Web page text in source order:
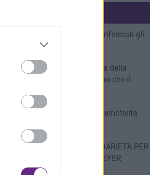
Estate a Lido di Camaiore, confermati gli
eventi grauiti
Isola Santa, il borgo fantasma della
Garfagnana: il segreto toscano che il
Investimenti: tenere lontana l’emotività
BISTROT BUONIAMICI, SOLIDARIETÀ PER I
BAMBINI DELL’OSPEDALE MEYER